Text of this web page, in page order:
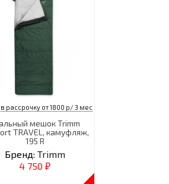
в рассрочку от 1800 р/ 3 мес
мешок Trimm
TRAVEL, камуфляж,
195 R
Бренд: Trimm
4 750 ₽